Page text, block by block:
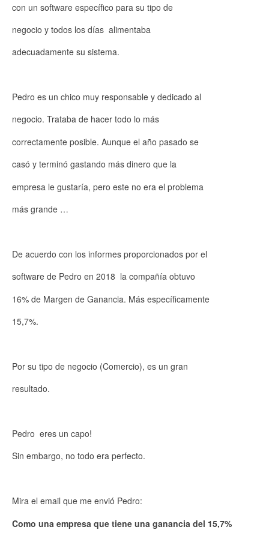
con un software específico para su tipo de
negocio y todos los días alimentaba
adecuadamente su sistema.
Pedro es un chico muy responsable y dedicado al
negocio. Trataba de hacer todo lo más
correctamente posible. Aunque el año pasado se
casó y terminó gastando más dinero que la
empresa le gustaría, pero este no era el problema
más grande …
De acuerdo con los informes proporcionados por el
software de Pedro en 2018 la compañía obtuvo
16% de Margen de Ganancia. Más específicamente
15,7%.
Por su tipo de negocio (Comercio), es un gran
resultado.
Pedro eres un capo!
Sin embargo, no todo era perfecto.
Mira el email que me envió Pedro:
Como una empresa que tiene una ganancia del 15,7%